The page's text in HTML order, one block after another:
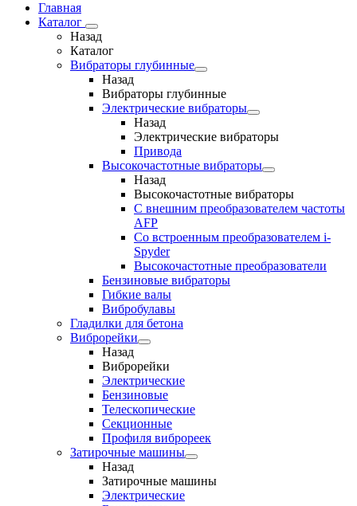
Главная
Каталог
Назад
Каталог
Вибраторы глубинные
Назад
Вибраторы глубинные
Электрические вибраторы
Назад
Электрические вибраторы
Привода
Высокочастотные вибраторы
Назад
Высокочастотные вибраторы
С внешним преобразователем частоты
AFP
Cо встроенным преобразователем i-
Spyder
Высокочастотные преобразователи
Бензиновые вибраторы
Гибкие валы
Вибробулавы
Гладилки для бетона
Виброрейки
Назад
Виброрейки
Электрические
Бензиновые
Телескопические
Секционные
Профиля виброреек
Затирочные машины
Назад
Затирочные машины
Электрические